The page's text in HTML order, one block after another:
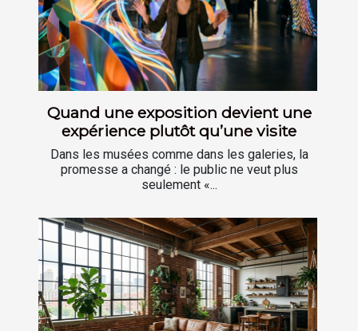
Quand une exposition devient une
expérience plutôt qu’une visite
Dans les musées comme dans les galeries, la
promesse a changé : le public ne veut plus
seulement «...